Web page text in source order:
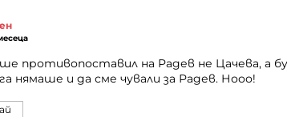
противопоставил на Радев не Цачева, а
нямаше и да сме чували за Радев. Нооо!